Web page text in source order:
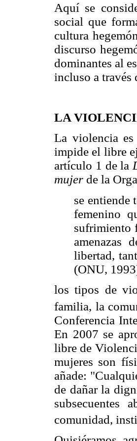
Aquí se
social que
cultura
discurso
dominantes al
incluso a través
LA
La violencia
impide el libre
artículo 1 de la
mujer de la
se entiende
femenino
sufrimiento
amenazas
libertad,
(ONU,
los tipos de
familia, la
Conferencia
En 2007 se
libre de
mujeres son
añade:
de dañar la
subsecuentes
comunidad,